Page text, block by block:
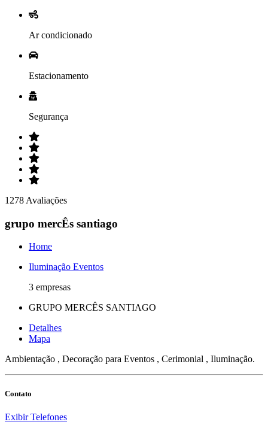
Ar condicionado
Estacionamento
Segurança
1278 Avaliações
grupo mercÊs santiago
Home
Iluminação Eventos
3 empresas
GRUPO MERCÊS SANTIAGO
Detalhes
Mapa
Ambientação , Decoração para Eventos , Cerimonial , Iluminação.
Contato
Exibir Telefones